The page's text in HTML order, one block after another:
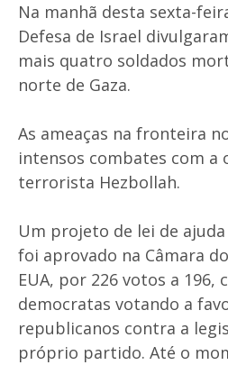
Na manhã desta sexta-
Defesa de Israel
mais quatro soldados
norte de Gaza.
As ameaças na fronteira
intensos combates com a
terrorista Hezbollah.
Um projeto de lei de
foi aprovado na Câmara
EUA, por 226 votos a 196,
democratas votando a
republicanos contra a
próprio partido. Até o